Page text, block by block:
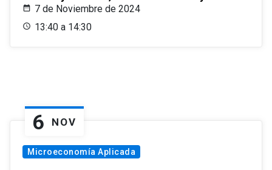
7 de Noviembre de 2024
13:40 a 14:30
6 NOV
Microeconomía Aplicada